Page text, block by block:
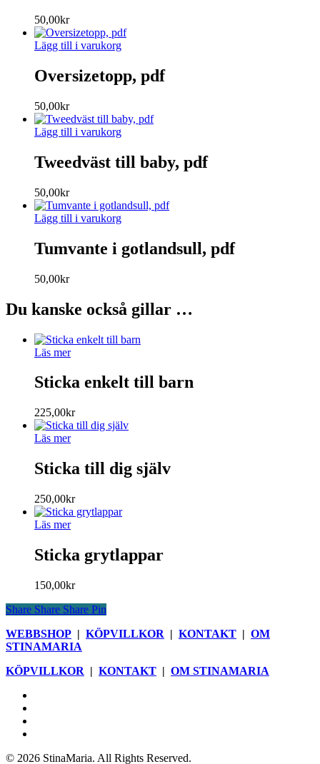
50,00kr
Lägg till i varukorg
Oversizetopp, pdf
50,00kr
Lägg till i varukorg
Tweedväst till baby, pdf
50,00kr
Lägg till i varukorg
Tumvante i gotlandsull, pdf
50,00kr
Du kanske också gillar …
Läs mer
Sticka enkelt till barn
225,00kr
Läs mer
Sticka till dig själv
250,00kr
Läs mer
Sticka grytlappar
150,00kr
Share Share Share Pin
WEBBSHOP | KÖPVILLKOR | KONTAKT | OM
STINAMARIA
KÖPVILLKOR | KONTAKT | OM STINAMARIA
© 2026 StinaMaria. All Rights Reserved.